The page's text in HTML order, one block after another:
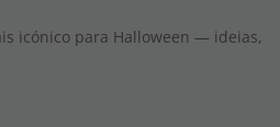
icónico para Halloween — ideias,